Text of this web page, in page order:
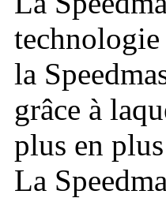
la
grâce à
plus en
La